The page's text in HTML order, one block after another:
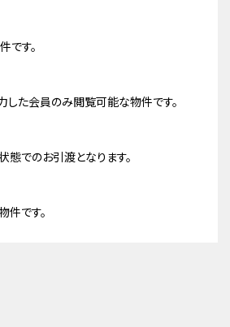
です。
した会員のみ閲覧可能な物件です。
でのお引渡となります。
件です。